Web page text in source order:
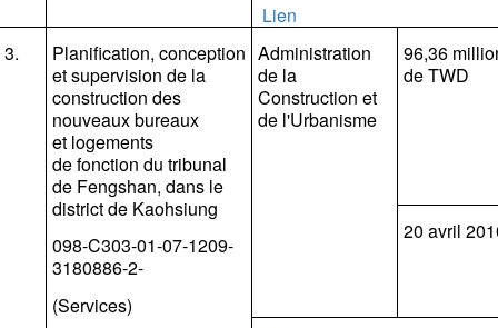
Lien
3.
Planification, conception
et supervision de la
construction des
nouveaux bureaux
et logements
de fonction du tribunal
de Fengshan, dans le
district de Kaohsiung
098-C303-01-07-1209-
3180886-2-
(Services)
Administration
de la
Construction et
de l'Urbanisme
96,36
de TWD
20 avril